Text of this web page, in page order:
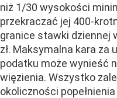
niż 1/30 wysokości
przekraczać jej 400-
granice stawki dziennej
zł. Maksymalna kara za
podatku może wynieść
więzienia. Wszystko
okoliczności